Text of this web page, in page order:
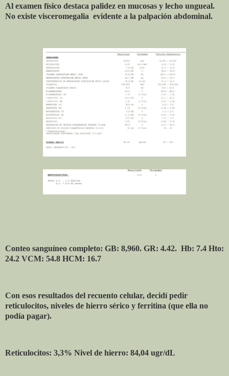
Al examen físico destaca palidez en mucosas y lecho ungueal.
No existe visceromegalia evidente a la palpación abdominal.
Conteo sanguíneo completo: GB: 8,960. GR: 4.42. Hb: 7.4 Hto:
24.2 VCM: 54.8 HCM: 16.7
Con esos resultados del recuento celular, decidí pedir
reticulocitos, niveles de hierro sérico y ferritina (que ella no
podía pagar).
Reticulocitos: 3,3% Nivel de hierro: 84,04 ugr/dL